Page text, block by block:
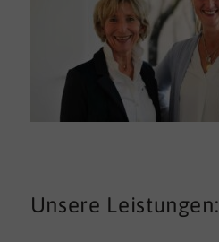
Unsere Leistungen: